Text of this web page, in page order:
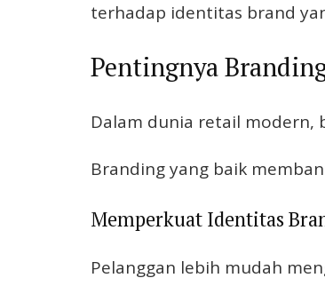
terhadap identitas brand
Pentingnya
Dalam dunia retail modern,
Branding yang baik
Memperkuat Identitas
Pelanggan lebih mudah